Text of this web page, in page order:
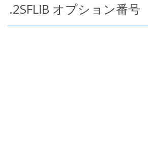
.2SFLIB オプション番号